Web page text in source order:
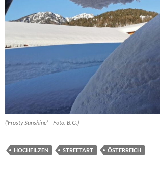
(’Frosty Sunshine’ – Foto: B.G.)
HOCHFILZEN STREETART ÖSTERREICH